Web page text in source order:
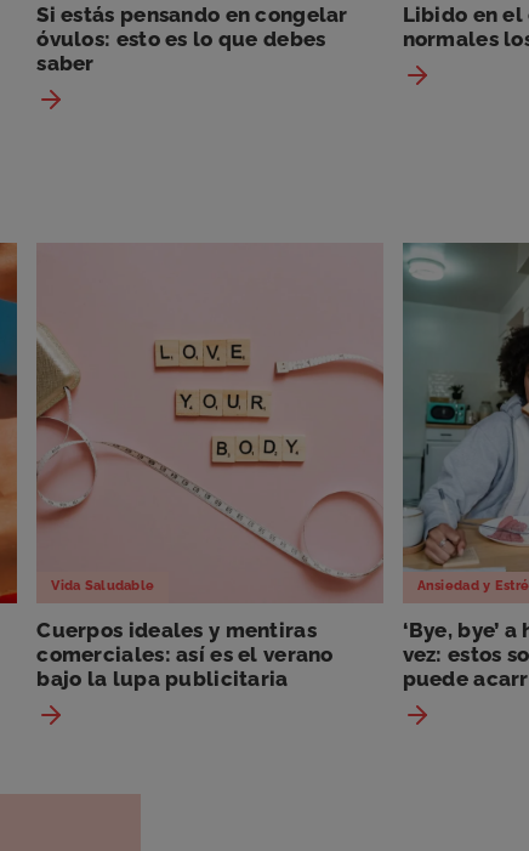
Si estás pensando en congelar
óvulos: esto es lo que debes
saber
Libido en el
normales
Vida Saludable
Cuerpos ideales y mentiras
comerciales: así es el verano
bajo la lupa publicitaria
Ansiedad y
‘Bye, bye’
vez: estos
puede